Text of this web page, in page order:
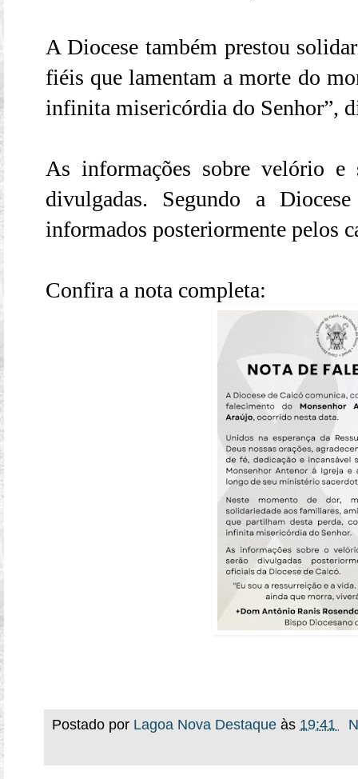
A Diocese também prestou
fiéis que lamentam a morte do
infinita misericórdia do Senhor”,
As informações sobre velório e
divulgadas. Segundo a
informados posteriormente pelos
Confira a nota completa:
Postado por Lagoa Nova Destaque às 19:41